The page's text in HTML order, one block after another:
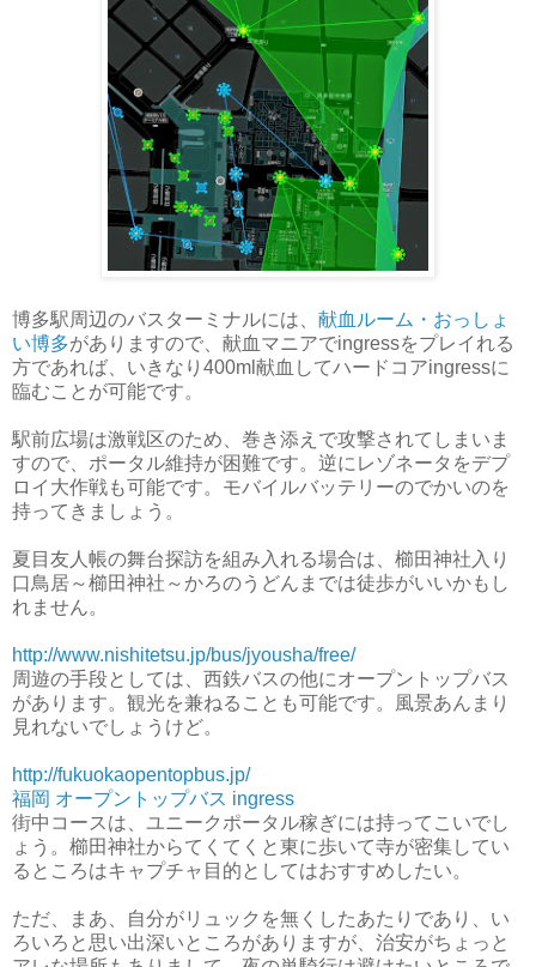
博多駅周辺のバスターミナルには、 献血ルーム・おっしょ
い博多がありますので、献血マニアでingressをプレイれる
方であれば、いきなり400ml献血してハードコアingressに
臨むことが可能です。
駅前広場は激戦区のため、巻き添えで攻撃されてしまいま
すので、ポータル維持が困難です。逆にレゾネータをデプ
ロイ大作戦も可能です。モバイルバッテリーのでかいのを
持ってきましょう。
夏目友人帳の舞台探訪を組み入れる場合は、櫛田神社入り
口鳥居～櫛田神社～かろのうどんまでは徒歩がいいかもし
れません。
http://www.nishitetsu.jp/bus/jyousha/free/
周遊の手段としては、西鉄バスの他にオープントップバス
があります。観光を兼ねることも可能です。風景あんまり
見れないでしょうけど。
http://fukuokaopentopbus.jp/
福岡 オープントップバス ingress
街中コースは、ユニークポータル稼ぎには持ってこいでし
ょう。櫛田神社からてくてくと東に歩いて寺が密集してい
るところはキャプチャ目的としてはおすすめしたい。
ただ、まあ、自分がリュックを無くしたあたりであり、い
ろいろと思い出深いところがありますが、治安がちょっと